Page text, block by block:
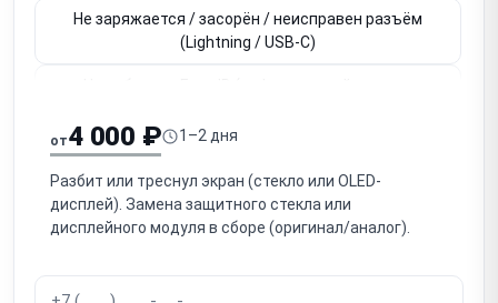
Не заряжается / засорён / неисправен разъём
(Lightning / USB-C)
Не работает Touch ID / кнопка Home (привязана к
плате)
Не работает основная / фронтальная камера
от4 000 ₽ 1–2 дня
Разбит или треснул экран (стекло или OLED-
дисплей). Замена защитного стекла или
дисплейного модуля в сборе (оригинал/аналог).